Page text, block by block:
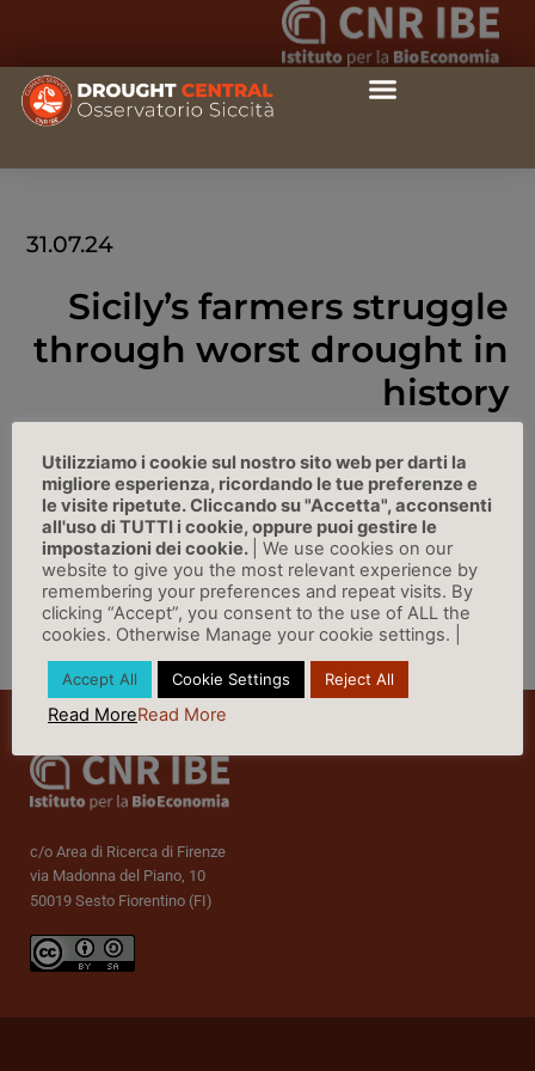
31.07.24
Sicily’s farmers struggle
through worst drought in
history
npr.org – American University Radio, di Willem Marx
LINK
c/o Area di Ricerca di Firenze
via Madonna del Piano, 10
50019 Sesto Fiorentino (FI)
Utilizziamo i cookie sul nostro sito web per darti la
migliore esperienza, ricordando le tue preferenze e
le visite ripetute. Cliccando su "Accetta", acconsenti
all'uso di TUTTI i cookie, oppure puoi gestire le
impostazioni dei cookie.
| We use cookies on our
website to give you the most relevant experience by
remembering your preferences and repeat visits. By
clicking “Accept”, you consent to the use of ALL the
cookies. Otherwise Manage your cookie settings. |
Accept All Cookie Settings Reject All
Read MoreRead More